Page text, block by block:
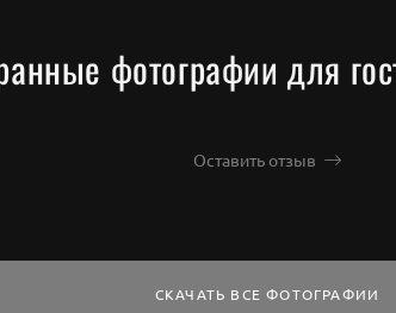
фотографии для
Оставить отзыв
СКАЧАТЬ ВСЕ ФОТОГРАФИИ